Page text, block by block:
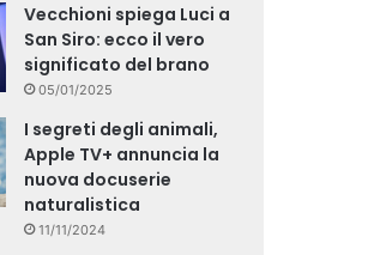
Vecchioni spiega Luci a
San Siro: ecco il vero
significato del brano
05/01/2025
I segreti degli animali,
Apple TV+ annuncia la
nuova docuserie
naturalistica
11/11/2024